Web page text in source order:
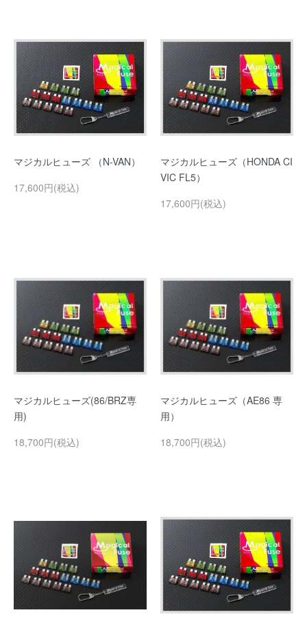
マジカルヒューズ （N-VAN）
17,600円(税込)
マジカルヒューズ（HONDA CI
VIC FL5）
17,600円(税込)
マジカルヒューズ(86/BRZ専
用)
18,700円(税込)
マジカルヒューズ（AE86 専
用）
18,700円(税込)